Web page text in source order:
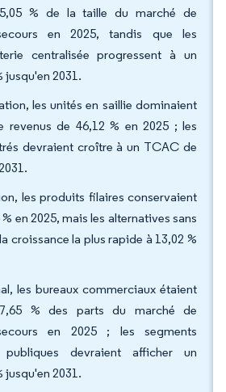
% de la taille du marché de
en 2025, tandis que les
centralisée progressent à un
jusqu'en 2031.
les unités en saillie dominaient
revenus de 46,12 % en 2025 ; les
devraient croître à un TCAC de
les produits filaires conservaient
en 2025, mais les alternatives sans
croissance la plus rapide à 13,02 %
les bureaux commerciaux étaient
% des parts du marché de
en 2025 ; les segments
publiques devraient afficher un
jusqu'en 2031.